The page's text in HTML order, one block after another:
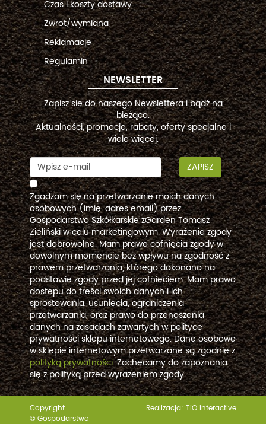
Czas i koszty dostawy
Zwrot/wymiana
Reklamacje
Regulamin
NEWSLETTER
Zapisz się do naszego Newslettera i bądź na
bieżąco.
Aktualności, promocje, rabaty, oferty specjalne i
wiele więcej.
ZAPISZ
Zgadzam się na przetwarzanie moich danych
osobowych (imię, adres email) przez
Gospodarstwo Szkółkarskie zGarden Tomasz
Zieliński w celu marketingowym. Wyrażenie zgody
jest dobrowolne. Mam prawo cofnięcia zgody w
dowolnym momencie bez wpływu na zgodność z
prawem przetwarzania, którego dokonano na
podstawie zgody przed jej cofnięciem. Mam prawo
dostępu do treści swoich danych i ich
sprostowania, usunięcia, ograniczenia
przetwarzania, oraz prawo do przenoszenia
danych na zasadach zawartych w polityce
prywatności sklepu internetowego. Dane osobowe
w sklepie internetowym przetwarzane są zgodnie z
polityką prywatności. Zachęcamy do zapoznania
się z polityką przed wyrażeniem zgody.
Copyright
© Gospodarstwo
Realizacja: TiO interactive